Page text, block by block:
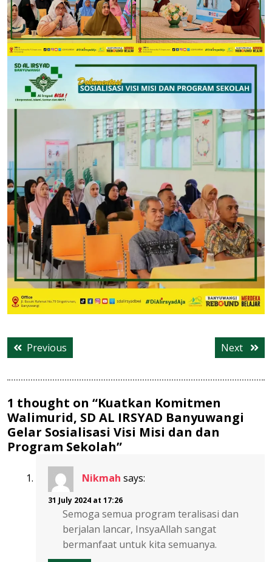
Post
navigation
Previous
post:
Next Next
post:
1 thought on “Kuatkan Komitmen
Walimurid, SD AL IRSYAD Banyuwangi
Gelar Sosialisasi Visi Misi dan dan
Program Sekolah”
Nikmah says:
31 July 2024 at 17:26
Semoga semua program teralisasi dan
berjalan lancar, InsyaAllah sangat
bermanfaat untuk kita semuanya.